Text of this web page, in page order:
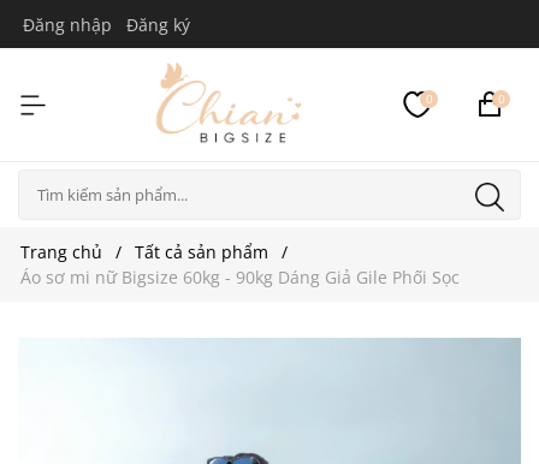
Đăng nhập Đăng ký
0 0
Trang chủ
Tất cả sản phẩm
Áo sơ mi nữ Bigsize 60kg - 90kg Dáng Giả Gile Phối Sọc